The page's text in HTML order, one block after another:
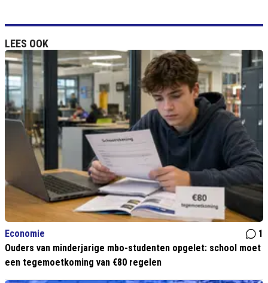
LEES OOK
Economie
1
Ouders van minderjarige mbo-studenten opgelet: school moet
een tegemoetkoming van €80 regelen